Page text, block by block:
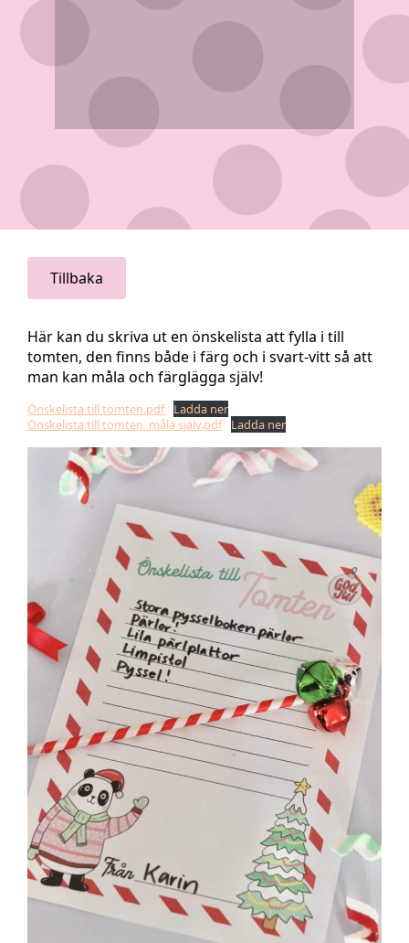
Tillbaka
Här kan du skriva ut en önskelista att fylla i till
tomten, den finns både i färg och i svart-vitt så att
man kan måla och färglägga själv!
Önskelista till tomten.pdf
Ladda ner
Önskelista till tomten_måla själv.pdf
Ladda ner